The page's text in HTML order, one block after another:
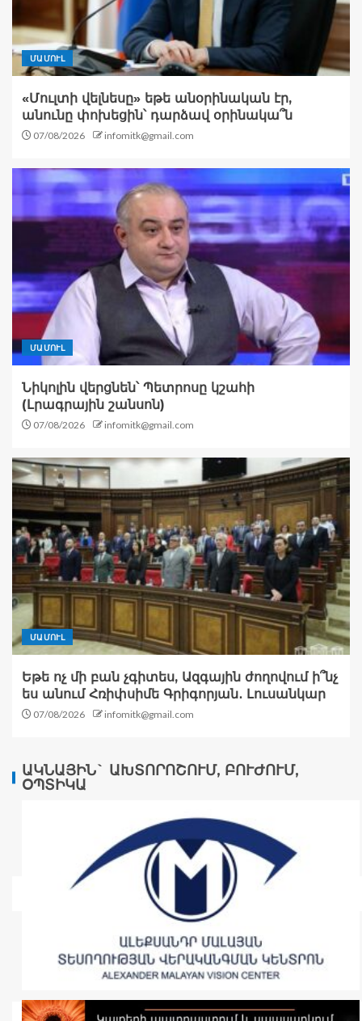
ՄԱՄՈՒԼ
«Մուլտի վելնեսը» եթե անօրինական էր,
անունը փոխեցին՝ դարձավ օրինակա՞ն
07/08/2026 infomitk@gmail.com
ՄԱՄՈՒԼ
Նիկոլին վերցնեն՝ Պետրոսը կշահի
(Լրագրային շանսոն)
07/08/2026 infomitk@gmail.com
ՄԱՄՈՒԼ
Եթե ոչ մի բան չգիտես, Ազգային ժողովում ի՞նչ
ես անում Հռիփսիմե Գրիգորյան․ Լուսանկար
07/08/2026 infomitk@gmail.com
ԱԿՆԱՅԻՆ` ԱԽՏՈՐՈՇՈՒՄ, ԲՈՒԺՈՒՄ,
ՕՊՏԻԿԱ